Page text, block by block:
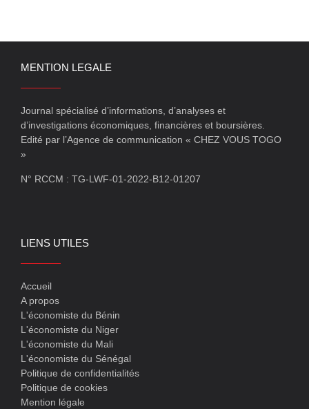
MENTION LEGALE
Journal spécialisé d’informations, d’analyses et
d’investigations économiques, financières et boursières.
Edité par l’Agence de communication « CHEZ VOUS TOGO
»
N° RCCM : TG-LWF-01-2022-B12-01207
LIENS UTILES
Accueil
A propos
L'économiste du Bénin
L'économiste du Niger
L'économiste du Mali
L'économiste du Sénégal
Politique de confidentialités
Politique de cookies
Mention légale